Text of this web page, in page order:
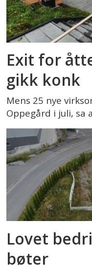
Exit for
gikk konk
Mens 25 nye
Oppegård i juli, sa
Lovet
bøter